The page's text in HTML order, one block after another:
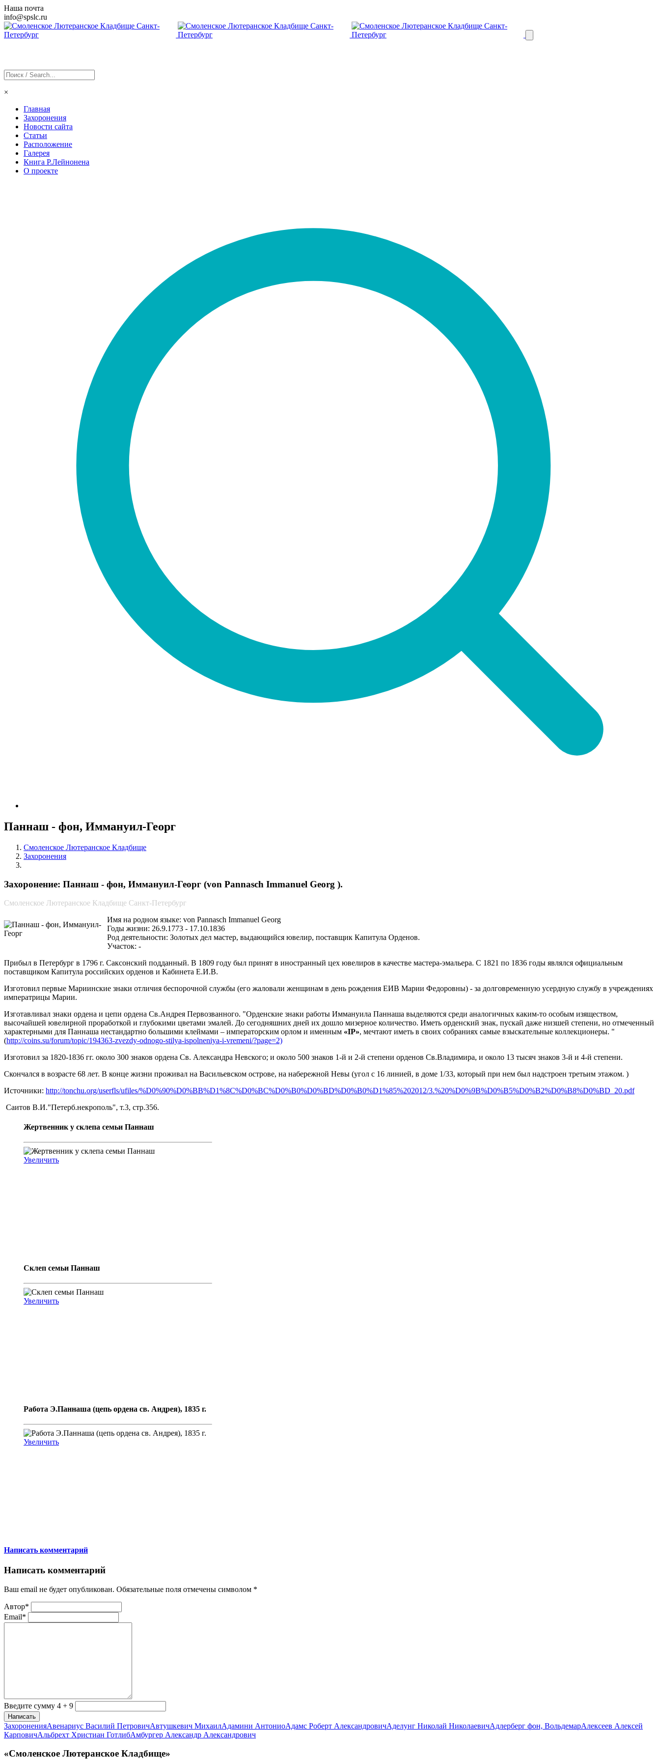
Наша почта
info@spslc.ru
×
Главная
Захоронения
Новости сайта
Статьи
Расположение
Галерея
Книга Р.Лейнонена
О проекте
Паннаш - фон, Иммануил-Георг
Смоленское Лютеранское Кладбище
Захоронения
Захоронение: Паннаш - фон, Иммануил-Георг (von Pannasch Immanuel Georg ).
Смоленское Лютеранское Кладбище Санкт-Петербург
Имя на родном языке: von Pannasch Immanuel Georg
Годы жизни: 26.9.1773 - 17.10.1836
Род деятельности: Золотых дел мастер, выдающийся ювелир, поставщик Капитула Орденов.
Участок: -
Прибыл в Петербург в 1796 г. Саксонский подданный. В 1809 году был принят в иностранный цех ювелиров в качестве мастера-эмальера. С 1821 по 1836 годы являлся официальным
поставщиком Капитула российских орденов и Кабинета Е.И.В.
Изготовил первые Мариинские знаки отличия беспорочной службы (его жаловали женщинам в день рождения ЕИВ Марии Федоровны) - за долговременную усердную службу в учреждениях
императрицы Марии.
Изготавливал знаки ордена и цепи ордена Св.Андрея Первозванного. "Орденские знаки работы Иммануила Паннаша выделяются среди аналогичных каким-то особым изяществом,
высочайшей ювелирной проработкой и глубокими цветами эмалей. До сегодняшних дней их дошло мизерное количество. Иметь орденский знак, пускай даже низшей степени, но отмеченный
характерными для Паннаша нестандартно большими клеймами – императорским орлом и именным «IP», мечтают иметь в своих собраниях самые взыскательные коллекционеры. "
(http://coins.su/forum/topic/194363-zvezdy-odnogo-stilya-ispolneniya-i-vremeni/?page=2)
Изготовил за 1820-1836 гг. около 300 знаков ордена Св. Александра Невского; и около 500 знаков 1-й и 2-й степени орденов Св.Владимира, и около 13 тысяч знаков 3-й и 4-й степени.
Скончался в возрасте 68 лет. В конце жизни проживал на Васильевском острове, на набережной Невы (угол с 16 линией, в доме 1/33, который при нем был надстроен третьим этажом. )
Источники: http://tonchu.org/userfls/ufiles/%D0%90%D0%BB%D1%8C%D0%BC%D0%B0%D0%BD%D0%B0%D1%85%202012/3.%20%D0%9B%D0%B5%D0%B2%D0%B8%D0%BD_20.pdf
Саитов В.И."Петерб.некрополь", т.3, стр.356.
Жертвенник у склепа семьи Паннаш
Увеличить
Склеп семьи Паннаш
Увеличить
Работа Э.Паннаша (цепь ордена св. Андрея), 1835 г.
Увеличить
Написать комментарий
Написать комментарий
Ваш email не будет опубликован. Обязательные поля отмечены символом *
Автор*
Email*
Введите сумму 4 + 9
Написать
ЗахороненияАвенариус Василий ПетровичАвтушкевич МихаилАдамини АнтониоАдамс Роберт АлександровичАделунг Николай НиколаевичАдлерберг фон, ВольдемарАлексеев Алексей
КарповичАльбрехт Христиан ГотлибАмбургер Александр Александрович
«Смоленское Лютеранское Кладбище»